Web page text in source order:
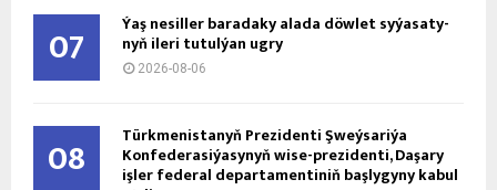
07 Ýaş ne­sil­ler ba­ra­da­ky ala­da döw­let sy­ýa­sa­ty­
nyň ile­ri tu­tul­ýan ug­ry
2026-08-06
08 Türkmenistanyň Prezidenti Şweýsariýa
Konfederasiýasynyň wise-prezidenti, Daşary
işler federal departamentiniň başlygyny kabul